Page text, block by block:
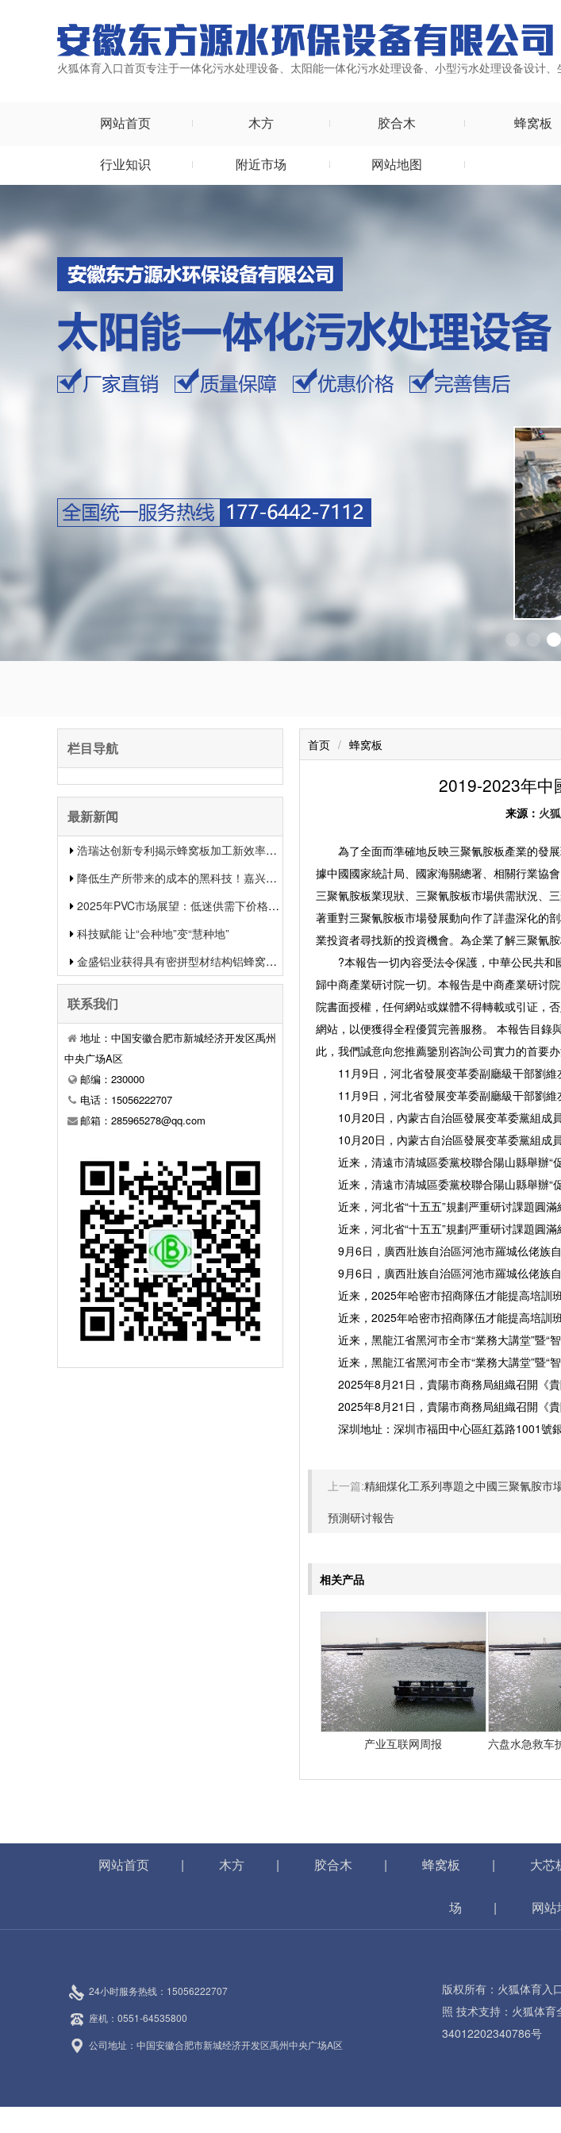
火狐体育入口首页专注于一体化污水处理设备、太阳能一体化污水处理设备、小型污水处理设备设计、
网站首页 木方 胶合木 蜂窝板
行业知识 附近市场 网站地图
栏目导航
最新新闻
浩瑞达创新专利揭示蜂窝板加工新效率提升行业竞争力
降低生产所带来的成本的黑科技！嘉兴中集新材料的生物质蜂窝板专利申报引发热议
2025年PVC市场展望：低迷供需下价格或将下滑
科技赋能 让“会种地”变“慧种地”
金盛铝业获得具有密拼型材结构铝蜂窝板专利有用提升了装置功率和装置质量
联系我们
地址：中国安徽合肥市新城经济开发区禹州
中央广场A区
邮编：230000
电话：15056222707
邮箱：285965278@qq.com
首页 / 蜂窝板
2019-2023年中
来源： 火
為了全面而準確地反映三聚氰胺板產業的發展
據中國國家統計局、國家海關總署、相關行業協
三聚氰胺板業現狀、三聚氰胺板市場供需狀況、
著重對三聚氰胺板市場發展動向作了詳盡深化的
業投資者尋找新的投資機會。為企業了解三聚氰
?本報告一切內容受法令保護，中華公民共和
歸中商產業研讨院一切。本報告是中商產業研讨
院書面授權，任何網站或媒體不得轉載或引证，
網站，以便獲得全程優質完善服務。 本報告目錄
此，我們誠意向您推薦鑒別咨詢公司實力的首要办
11月9日，河北省發展变革委副廳級干部劉維
11月9日，河北省發展变革委副廳級干部劉維
10月20日，內蒙古自治區發展变革委黨組成
10月20日，內蒙古自治區發展变革委黨組成
近来，清遠市清城區委黨校聯合陽山縣舉辦“
近来，清遠市清城區委黨校聯合陽山縣舉辦“
近来，河北省“十五五”規劃严重研讨課題圓滿
近来，河北省“十五五”規劃严重研讨課題圓滿
9月6日，廣西壯族自治區河池市羅城仫佬族自
9月6日，廣西壯族自治區河池市羅城仫佬族自
近来，2025年哈密市招商隊伍才能提高培訓
近来，2025年哈密市招商隊伍才能提高培訓
近来，黑龍江省黑河市全市“業務大講堂”暨“
近来，黑龍江省黑河市全市“業務大講堂”暨“
2025年8月21日，貴陽市商務局組織召開《貴
2025年8月21日，貴陽市商務局組織召開《貴
深圳地址：深圳市福田中心區紅荔路1001號
上一篇:精細煤化工系列專題之中國三聚氰胺市
預測研讨報告
相关产品
产业互联网周报
网站首页 | 木方 | 胶合木 | 蜂窝板 | 大芯
场 | 网站
24小时服务热线：15056222707
座机：0551-64535800
公司地址：中国安徽合肥市新城经济开发区禹州中央广场A区
版权所有：火狐体育入
照 技术支持： 火狐体育
34012202340786号